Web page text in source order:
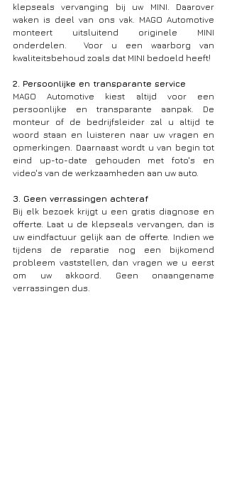
klepseals vervanging bij uw MINI. Daarover
waken is deel van ons vak. MAGO Automotive
monteert uitsluitend originele MINI
onderdelen.  Voor u een waarborg van
kwaliteitsbehoud zoals dat MINI bedoeld heeft!
2. Persoonlijke en transparante service
MAGO Automotive kiest altijd voor een
persoonlijke en transparante aanpak. De
monteur of de bedrijfsleider zal u altijd te
woord staan en luisteren naar uw vragen en
opmerkingen. Daarnaast wordt u van begin tot
eind up-to-date gehouden met foto's en
video's van de werkzaamheden aan uw auto.
3. Geen verrassingen achteraf
Bij elk bezoek krijgt u een gratis diagnose en
offerte. Laat u de klepseals vervangen, dan is
uw eindfactuur gelijk aan de offerte. Indien we
tijdens de reparatie nog een bijkomend
probleem vaststellen, dan vragen we u eerst
om uw akkoord. Geen onaangename
verrassingen dus.